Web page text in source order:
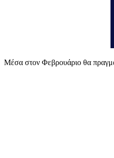
Μέσα στον Φεβρουάριο θα